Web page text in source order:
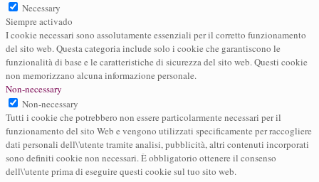
Necessary
Siempre activado
I cookie necessari sono assolutamente essenziali per il corretto funzionamento
del sito web. Questa categoria include solo i cookie che garantiscono le
funzionalità di base e le caratteristiche di sicurezza del sito web. Questi cookie
non memorizzano alcuna informazione personale.
Non-necessary
Non-necessary
Tutti i cookie che potrebbero non essere particolarmente necessari per il
funzionamento del sito Web e vengono utilizzati specificamente per raccogliere
dati personali dell\'utente tramite analisi, pubblicità, altri contenuti incorporati
sono definiti cookie non necessari. È obbligatorio ottenere il consenso
dell\'utente prima di eseguire questi cookie sul tuo sito web.